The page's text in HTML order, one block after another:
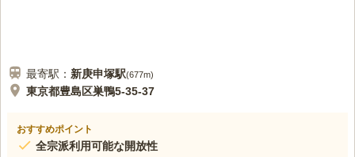
最寄駅： 新庚申塚駅(677m)
東京都豊島区巣鴨5-35-37
おすすめポイント
全宗派利用可能な開放性